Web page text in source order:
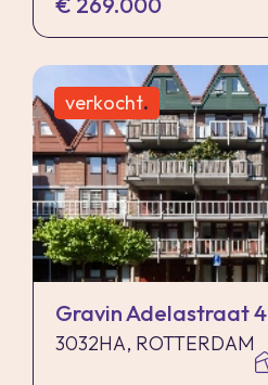
verkocht.
Gravin Adelastraat 4
3032HA, ROTTERDAM